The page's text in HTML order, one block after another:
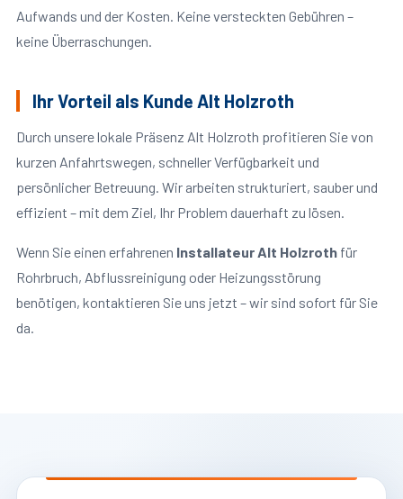
Aufwands und der Kosten. Keine versteckten Gebühren –
keine Überraschungen.
Ihr Vorteil als Kunde Alt Holzroth
Durch unsere lokale Präsenz Alt Holzroth profitieren Sie von
kurzen Anfahrtswegen, schneller Verfügbarkeit und
persönlicher Betreuung. Wir arbeiten strukturiert, sauber und
effizient – mit dem Ziel, Ihr Problem dauerhaft zu lösen.
Wenn Sie einen erfahrenen Installateur Alt Holzrothfür
Rohrbruch, Abflussreinigung oder Heizungsstörung
benötigen, kontaktieren Sie uns jetzt – wir sind sofort für Sie
da.